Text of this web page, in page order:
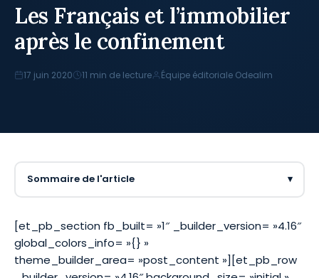
Les Français et l’immobilier
après le confinement
17 juin 2020 11 min de lecture Équipe éditoriale Odealim
Sommaire de l'article ▾
[et_pb_section fb_built= »1″ _builder_version= »4.16″
global_colors_info= »{} »
theme_builder_area= »post_content »][et_pb_row